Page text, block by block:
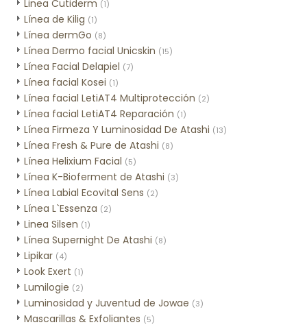
Linea Cutiderm (1)
Línea de Kilig (1)
Línea dermGo (8)
Línea Dermo facial Unicskin (15)
Línea Facial Delapiel (7)
Línea facial Kosei (1)
Línea facial LetiAT4 Multiprotección (2)
Línea facial LetiAT4 Reparación (1)
Línea Firmeza Y Luminosidad De Atashi (13)
Línea Fresh & Pure de Atashi (8)
Línea Helixium Facial (5)
Línea K-Bioferment de Atashi (3)
Línea Labial Ecovital Sens (2)
Línea L`Essenza (2)
Linea Silsen (1)
Línea Supernight De Atashi (8)
Lipikar (4)
Look Exert (1)
Lumilogie (2)
Luminosidad y Juventud de Jowae (3)
Mascarillas & Exfoliantes (5)